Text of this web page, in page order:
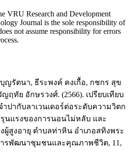
VRU Research and Development
Journal is the sole responsibility of
not assume responsibility for errors
ญรัตนา, ธีระพงค์ คงเกื้อ, กชกร สุข
ทัย อักษรวงศ์. (2566). เปรียบเทียบ
ปากับลาเวนเดอร์ต่อระดับความวิตก
นแรงของการนอนไม่หลับ และ
สูงอายุ ตำบลท่าหิน อำเภอสทิงพระ
ารพัฒนาชุมชนและคุณภาพชีวิต, 11,